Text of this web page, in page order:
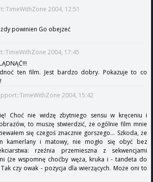
2004, 12:51
powinien Go obejzeć
2004, 17:45
ten film. Jest bardzo dobry. Pokazuje to co
2004, 15:42
Choć nie widzę zbytniego sensu w kręceniu i
to muszę stwierdzić, że ogólnie film mnie
się czegoś znacznie gorszego... Szkoda, że
kamerlany i matowy, nie mogło się obyć bez
rzeźnia przemieszna z sekwencjami
(że wspomnę choćby węża, kruka i - tandeta do
czy owak - pozycja dla wierzących. Może oni to